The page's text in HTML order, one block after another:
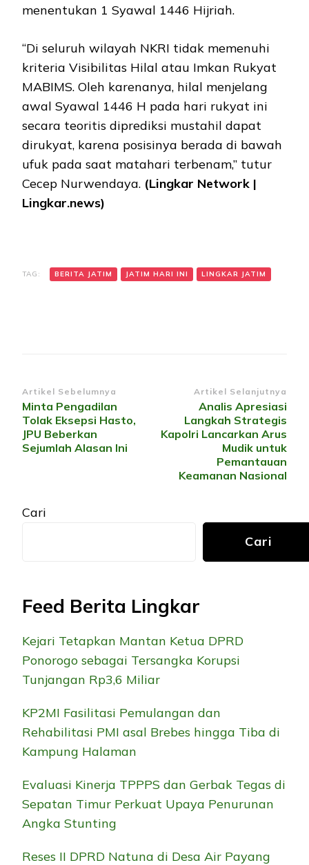
menentukan 1 Syawal 1446 Hijriah.
“Di seluruh wilayah NKRI tidak memenuhi
kriteria Visibilitas Hilal atau Imkan Rukyat
MABIMS. Oleh karenanya, hilal menjelang
awal Syawal 1446 H pada hari rukyat ini
secara teoritis diprediksi mustahil dapat
dirukyat, karena posisinya berada di bawah
ufuk pada saat matahari terbenam,” tutur
Cecep Nurwendaya. (Lingkar Network |
Lingkar.news)
TAG: BERITA JATIM JATIM HARI INI LINGKAR JATIM
Navigasi
Artikel
Artikel Sebelumnya
Minta Pengadilan
Tolak Eksepsi Hasto,
JPU Beberkan
Sejumlah Alasan Ini
Artikel Selanjutnya
Analis Apresiasi
Langkah Strategis
Kapolri Lancarkan Arus
Mudik untuk
Pemantauan
Keamanan Nasional
Cari
Cari
Feed Berita Lingkar
Kejari Tetapkan Mantan Ketua DPRD
Ponorogo sebagai Tersangka Korupsi
Tunjangan Rp3,6 Miliar
KP2MI Fasilitasi Pemulangan dan
Rehabilitasi PMI asal Brebes hingga Tiba di
Kampung Halaman
Evaluasi Kinerja TPPPS dan Gerbak Tegas di
Sepatan Timur Perkuat Upaya Penurunan
Angka Stunting
Reses II DPRD Natuna di Desa Air Payang